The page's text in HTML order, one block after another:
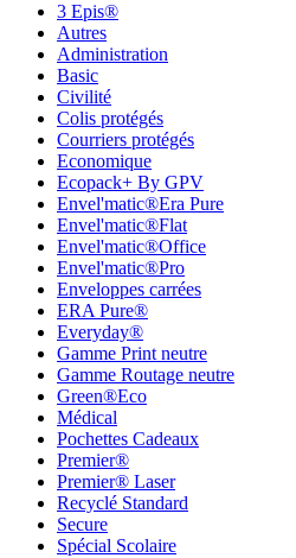
3 Epis®
Autres
Administration
Basic
Civilité
Colis protégés
Courriers protégés
Economique
Ecopack+ By GPV
Envel'matic®Era Pure
Envel'matic®Flat
Envel'matic®Office
Envel'matic®Pro
Enveloppes carrées
ERA Pure®
Everyday®
Gamme Print neutre
Gamme Routage neutre
Green®Eco
Médical
Pochettes Cadeaux
Premier®
Premier® Laser
Recyclé Standard
Secure
Spécial Scolaire